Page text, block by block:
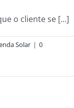
o cliente se [...]
Solar | 0